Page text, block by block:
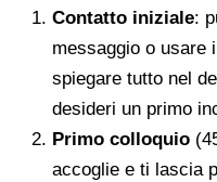
Contatto iniziale:
messaggio o usare
spiegare tutto nel
desideri un primo
Primo colloquio
accoglie e ti lascia